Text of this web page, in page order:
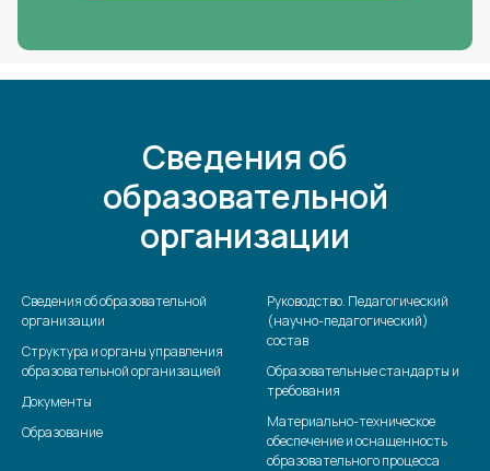
Сведения об
образовательной
организации
Сведения об образовательной
организации
Структура и органы управления
образовательной организацией
Документы
Образование
Руководство. Педагогический
(научно-педагогический)
состав
Образовательные стандарты и
требования
Материально-техническое
обеспечение и оснащенность
образовательного процесса